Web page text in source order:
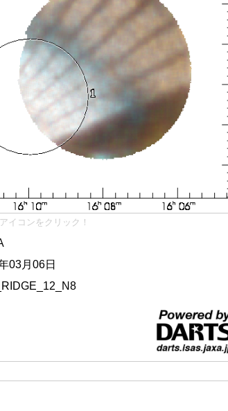
イコンをクリック！
03月06日